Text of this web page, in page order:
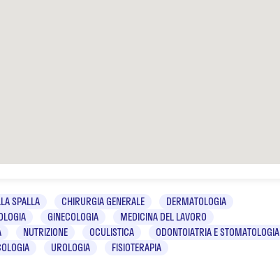
SPALLA CHIRURGIA GENERALE
DERMATOLOGIA
GINECOLOGIA
MEDICINA DEL LAVORO
NUTRIZIONE OCULISTICA
ODONTOIATRIA E STOMATOLOGIA
UROLOGIA FISIOTERAPIA